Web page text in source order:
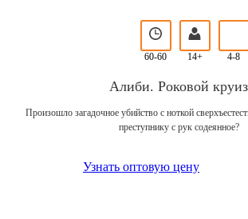
60-60 14+ 4-8
Алиби. Роковой круиз
Произошло загадочное убийство с ноткой
преступнику с рук содеянное?
Узнать оптовую цену